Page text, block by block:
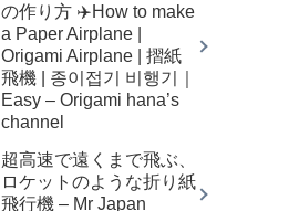
の作り方 ✈️How to make
a Paper Airplane |
Origami Airplane | 摺紙
飛機 | 종이접기 비행기｜
Easy – Origami hana’s
channel
超高速で遠くまで飛ぶ、
ロケットのような折り紙
飛行機 – Mr Japan